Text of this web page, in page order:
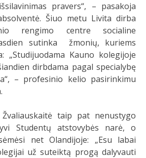
pravers“, – pasakoja
Šiuo metu Livita dirba
rengimo centre socialine
sutinka žmonių, kuriems
„Studijuodama Kauno kolegijoje
dirbdama pagal specialybę
– profesinio kelio pasirinkimu
taip pat nenustygo
Studentų atstovybės narė, o
net Olandijoje: „Esu labai
už suteiktą progą dalyvauti